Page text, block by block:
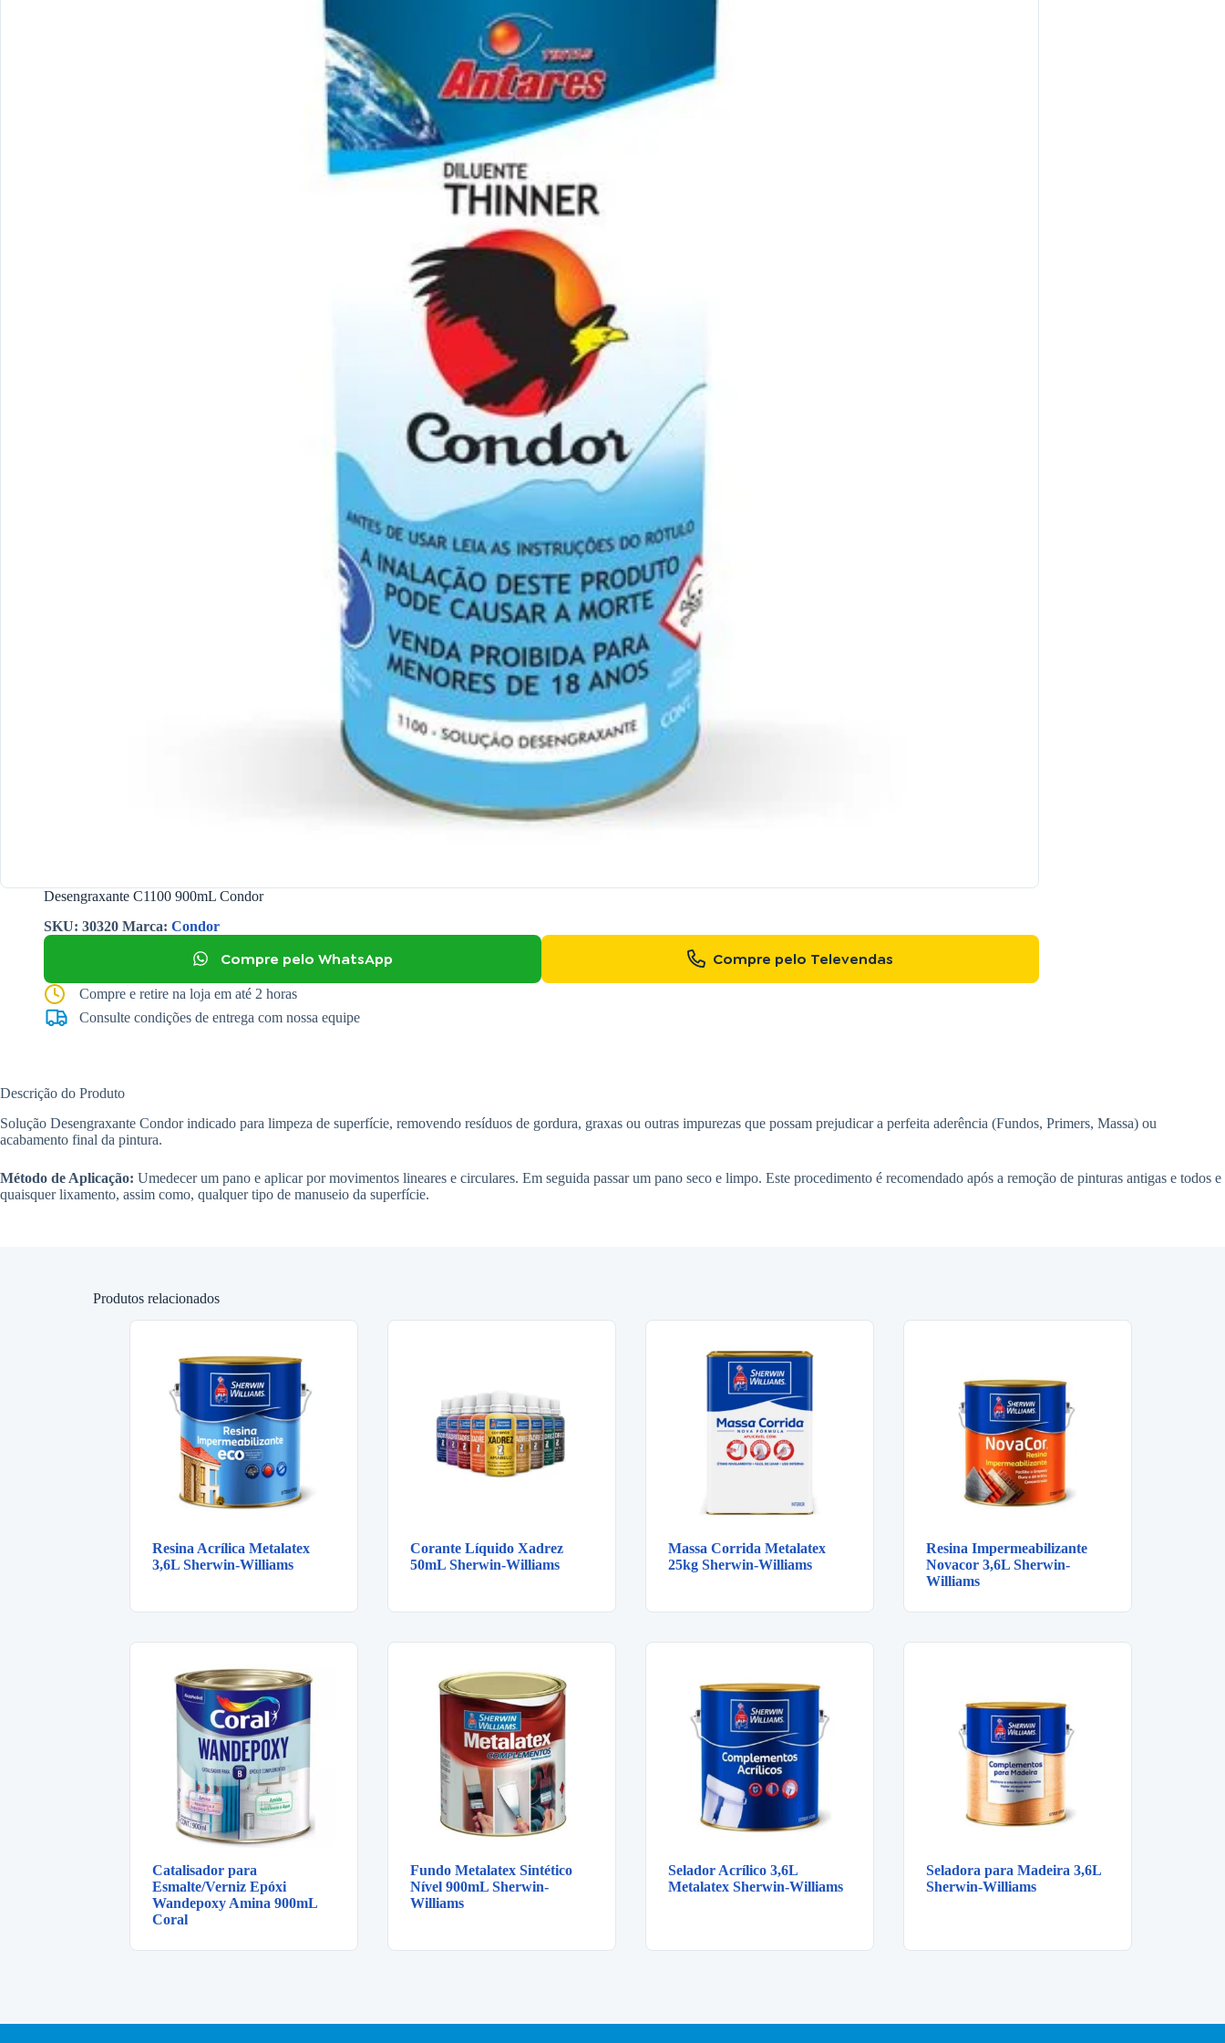
Desengraxante C1100 900mL Condor
SKU: 30320 Marca: Condor
Compre pelo WhatsApp Compre pelo Televendas
Compre e retire na loja em até 2 horas
Consulte condições de entrega com nossa equipe
Descrição do Produto
Solução Desengraxante Condor indicado para limpeza de superfície, removendo resíduos de gordura, graxas ou outras impurezas que possam prejudicar a perfeita aderência (Fundos, Primers, Massa) ou
acabamento final da pintura.
Método de Aplicação: Umedecer um pano e aplicar por movimentos lineares e circulares. Em seguida passar um pano seco e limpo. Este procedimento é recomendado após a remoção de pinturas antigas e todos e
quaisquer lixamento, assim como, qualquer tipo de manuseio da superfície.
Produtos relacionados
Resina Acrílica Metalatex
3,6L Sherwin-Williams
Corante Líquido Xadrez
50mL Sherwin-Williams
Massa Corrida Metalatex
25kg Sherwin-Williams
Resina Impermeabilizante
Novacor 3,6L Sherwin-
Williams
Catalisador para
Esmalte/Verniz Epóxi
Wandepoxy Amina 900mL
Coral
Fundo Metalatex Sintético
Nível 900mL Sherwin-
Williams
Selador Acrílico 3,6L
Metalatex Sherwin-Williams
Seladora para Madeira 3,6L
Sherwin-Williams